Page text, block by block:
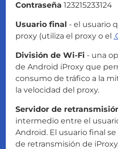
Contraseña 123215233124
Usuario final - el usuario
proxy (utiliza el proxy o el
División de Wi-Fi - una
de Android iProxy que
consumo de tráfico a la
la velocidad del proxy.
Servidor de
intermedio entre el
Android. El usuario final
de retransmisión de